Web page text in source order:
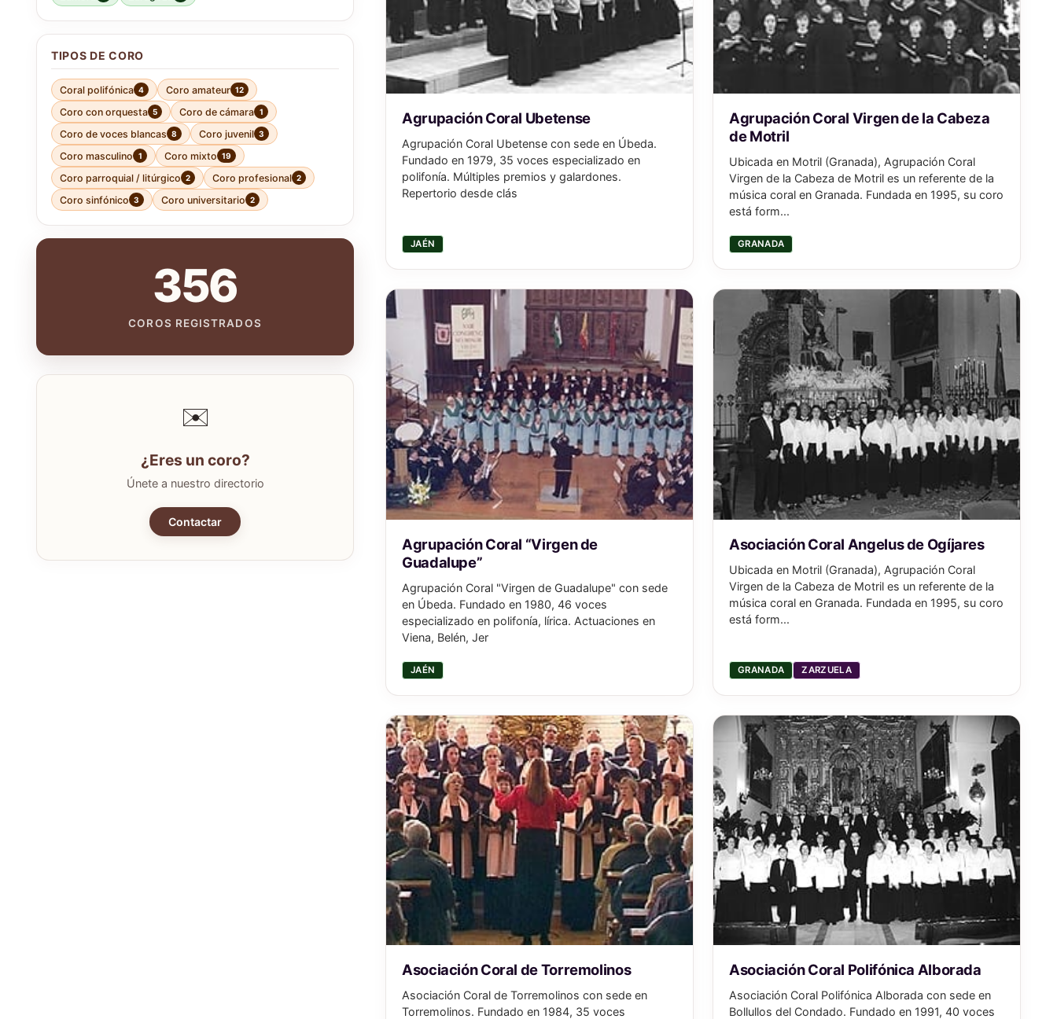
TIPOS DE CORO
Coral polifónica 4 Coro amateur 12
Coro con orquesta 5 Coro de cámara 1
Coro de voces blancas 8 Coro juvenil 3
Coro masculino 1 Coro mixto 19
Coro parroquial / litúrgico 2 Coro profesional 2
Coro sinfónico 3 Coro universitario 2
356
COROS REGISTRADOS
✉️
¿Eres un coro?
Únete a nuestro directorio
Contactar
Agrupación Coral Ubetense
Agrupación Coral Ubetense con sede en Úbeda.
Fundado en 1979, 35 voces especializado en
polifonía. Múltiples premios y galardones.
Repertorio desde clás
JAÉN
Agrupación Coral Virgen de la Cabeza
de Motril
Ubicada en Motril (Granada), Agrupación Coral
Virgen de la Cabeza de Motril es un referente de la
música coral en Granada. Fundada en 1995, su coro
está form...
GRANADA
Agrupación Coral “Virgen de
Guadalupe”
Agrupación Coral "Virgen de Guadalupe" con sede
en Úbeda. Fundado en 1980, 46 voces
especializado en polifonía, lírica. Actuaciones en
Viena, Belén, Jer
JAÉN
Asociación Coral Angelus de Ogíjares
Ubicada en Motril (Granada), Agrupación Coral
Virgen de la Cabeza de Motril es un referente de la
música coral en Granada. Fundada en 1995, su coro
está form...
GRANADA ZARZUELA
Asociación Coral de Torremolinos
Asociación Coral de Torremolinos con sede en
Torremolinos. Fundado en 1984, 35 voces
Asociación Coral Polifónica Alborada
Asociación Coral Polifónica Alborada con sede en
Bollullos del Condado. Fundado en 1991, 40 voces